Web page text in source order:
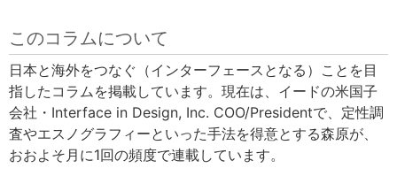
このコラムについて
日本と海外をつなぐ（インターフェースとなる）ことを目
指したコラムを掲載しています。現在は、イードの米国子
会社・Interface in Design, Inc. COO/Presidentで、定性調
査やエスノグラフィーといった手法を得意とする森原が、
おおよそ月に1回の頻度で連載しています。